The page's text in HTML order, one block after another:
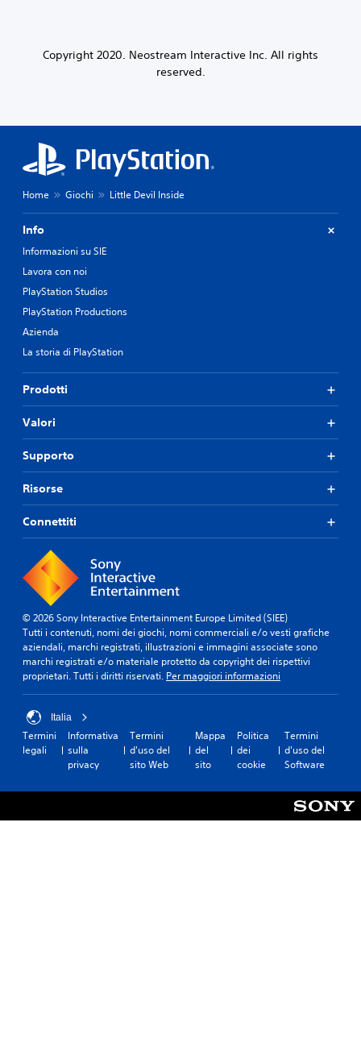
Copyright 2020. Neostream Interactive Inc. All rights
reserved.
Home Giochi Little Devil Inside
Info
Informazioni su SIE
Lavora con noi
PlayStation Studios
PlayStation Productions
Azienda
La storia di PlayStation
Prodotti
Valori
Supporto
Risorse
Connettiti
© 2026 Sony Interactive Entertainment Europe Limited (SIEE)
Tutti i contenuti, nomi dei giochi, nomi commerciali e/o vesti grafiche
aziendali, marchi registrati, illustrazioni e immagini associate sono
marchi registrati e/o materiale protetto da copyright dei rispettivi
proprietari. Tutti i diritti riservati. Per maggiori informazioni
Italia
Termini
legali
Informativa
sulla
privacy
Termini
d'uso del
sito Web
Mappa
del
sito
Politica
dei
cookie
Termini
d'uso del
Software